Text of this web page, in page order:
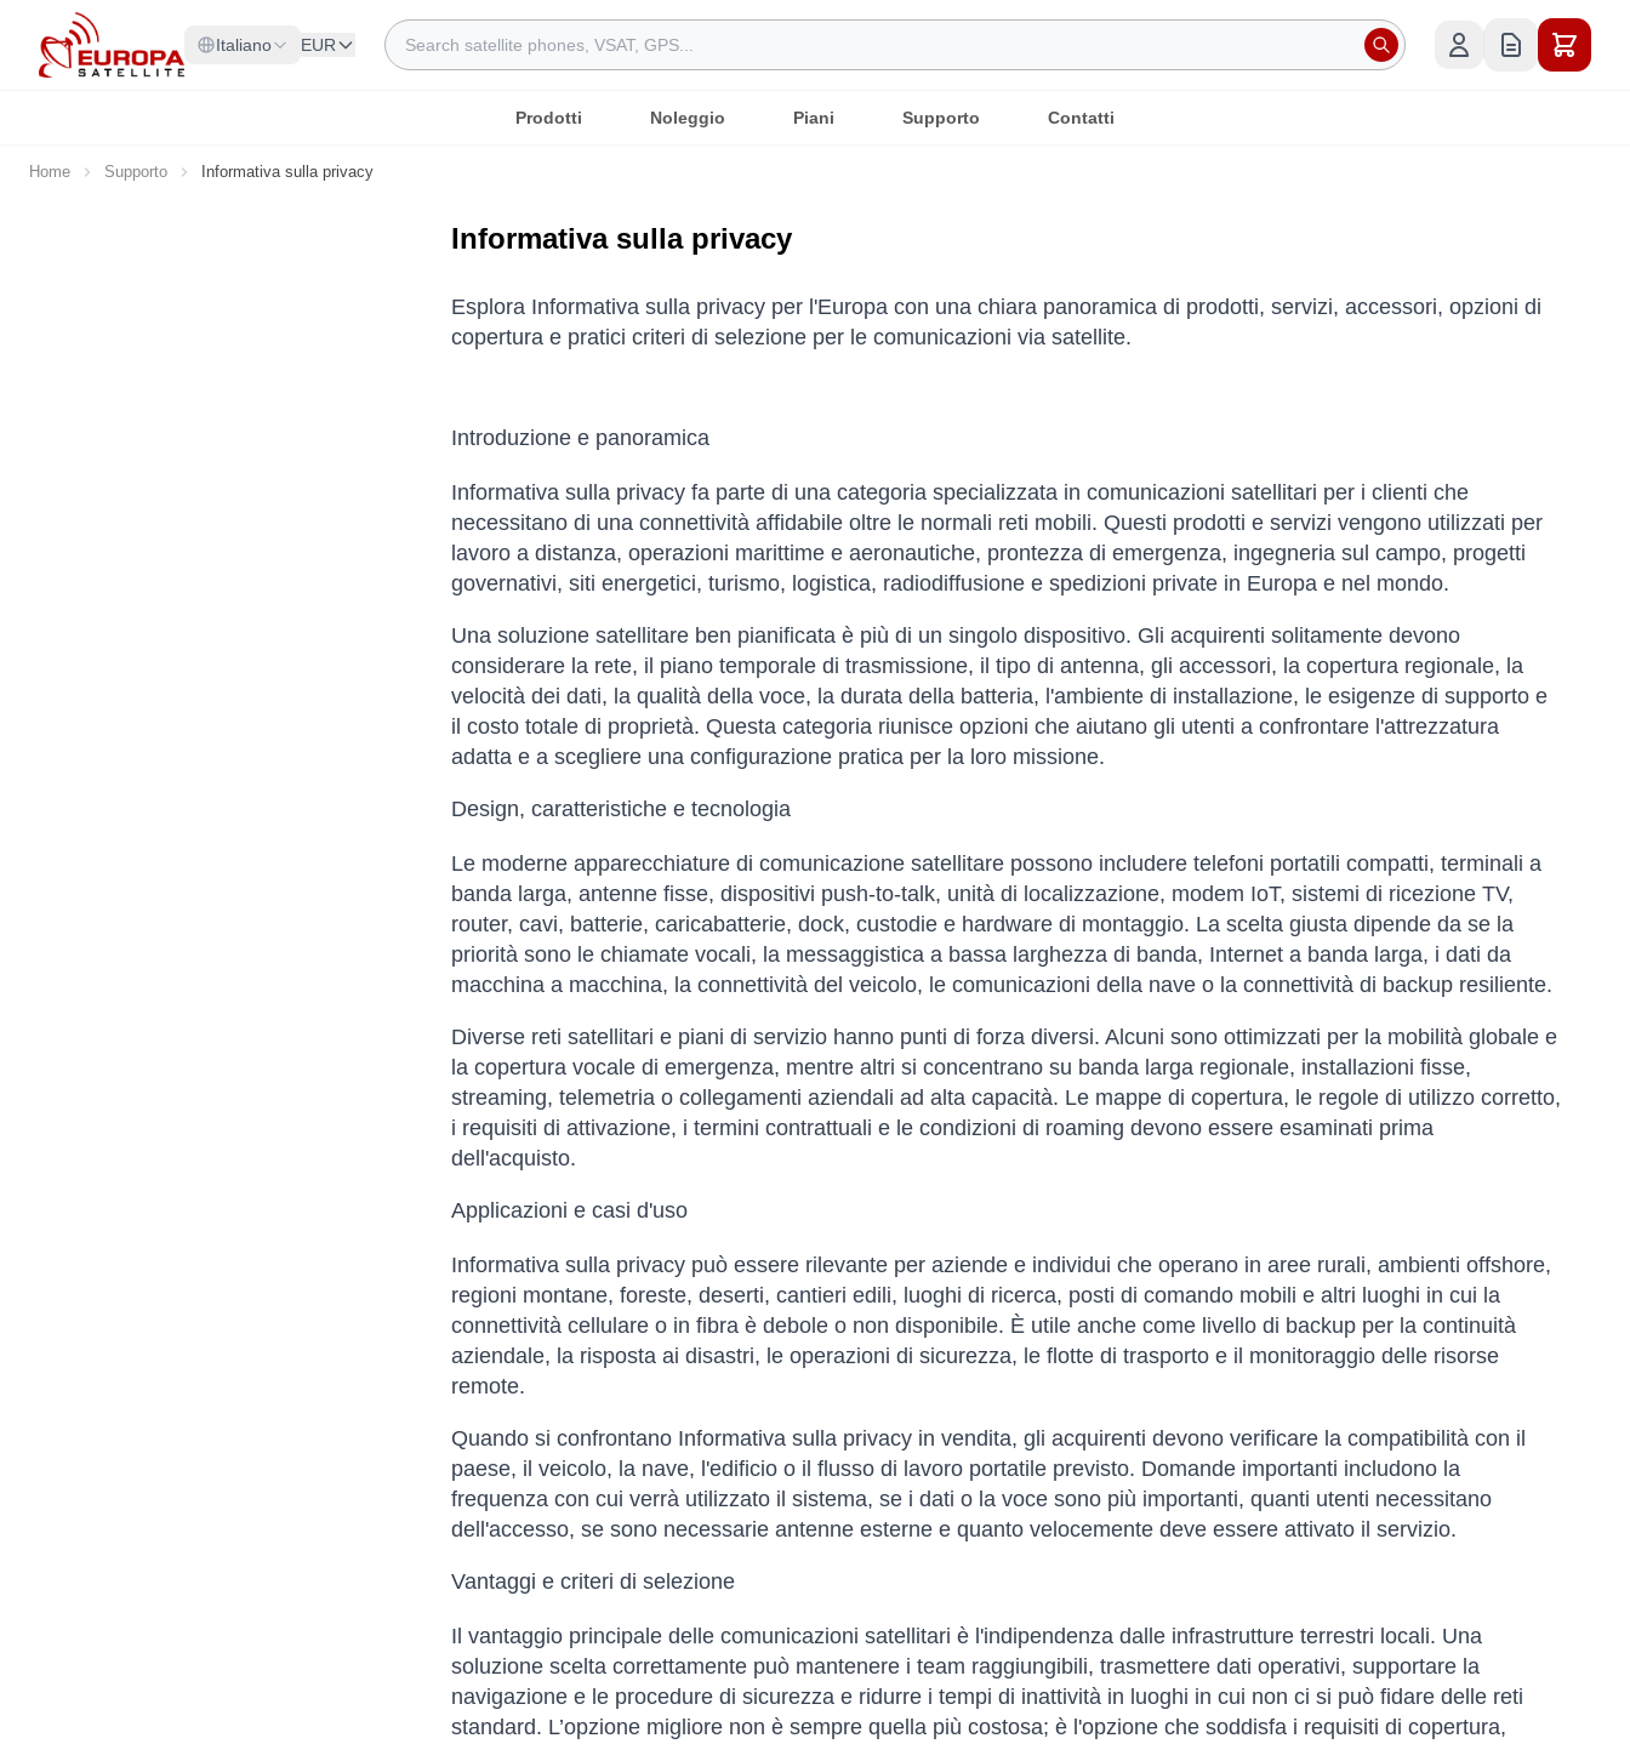
Skip to Content
Italiano EUR
Search
Prodotti Noleggio Piani Supporto Contatti
Home Supporto Informativa sulla privacy
Informativa sulla privacy
Esplora Informativa sulla privacy per l'Europa con una chiara panoramica di prodotti, servizi, accessori, opzioni di
copertura e pratici criteri di selezione per le comunicazioni via satellite.
Introduzione e panoramica
Informativa sulla privacy fa parte di una categoria specializzata in comunicazioni satellitari per i clienti che
necessitano di una connettività affidabile oltre le normali reti mobili. Questi prodotti e servizi vengono utilizzati per
lavoro a distanza, operazioni marittime e aeronautiche, prontezza di emergenza, ingegneria sul campo, progetti
governativi, siti energetici, turismo, logistica, radiodiffusione e spedizioni private in Europa e nel mondo.
Una soluzione satellitare ben pianificata è più di un singolo dispositivo. Gli acquirenti solitamente devono
considerare la rete, il piano temporale di trasmissione, il tipo di antenna, gli accessori, la copertura regionale, la
velocità dei dati, la qualità della voce, la durata della batteria, l'ambiente di installazione, le esigenze di supporto e
il costo totale di proprietà. Questa categoria riunisce opzioni che aiutano gli utenti a confrontare l'attrezzatura
adatta e a scegliere una configurazione pratica per la loro missione.
Design, caratteristiche e tecnologia
Le moderne apparecchiature di comunicazione satellitare possono includere telefoni portatili compatti, terminali a
banda larga, antenne fisse, dispositivi push-to-talk, unità di localizzazione, modem IoT, sistemi di ricezione TV,
router, cavi, batterie, caricabatterie, dock, custodie e hardware di montaggio. La scelta giusta dipende da se la
priorità sono le chiamate vocali, la messaggistica a bassa larghezza di banda, Internet a banda larga, i dati da
macchina a macchina, la connettività del veicolo, le comunicazioni della nave o la connettività di backup resiliente.
Diverse reti satellitari e piani di servizio hanno punti di forza diversi. Alcuni sono ottimizzati per la mobilità globale e
la copertura vocale di emergenza, mentre altri si concentrano su banda larga regionale, installazioni fisse,
streaming, telemetria o collegamenti aziendali ad alta capacità. Le mappe di copertura, le regole di utilizzo corretto,
i requisiti di attivazione, i termini contrattuali e le condizioni di roaming devono essere esaminati prima
dell'acquisto.
Applicazioni e casi d'uso
Informativa sulla privacy può essere rilevante per aziende e individui che operano in aree rurali, ambienti offshore,
regioni montane, foreste, deserti, cantieri edili, luoghi di ricerca, posti di comando mobili e altri luoghi in cui la
connettività cellulare o in fibra è debole o non disponibile. È utile anche come livello di backup per la continuità
aziendale, la risposta ai disastri, le operazioni di sicurezza, le flotte di trasporto e il monitoraggio delle risorse
remote.
Quando si confrontano Informativa sulla privacy in vendita, gli acquirenti devono verificare la compatibilità con il
paese, il veicolo, la nave, l'edificio o il flusso di lavoro portatile previsto. Domande importanti includono la
frequenza con cui verrà utilizzato il sistema, se i dati o la voce sono più importanti, quanti utenti necessitano
dell'accesso, se sono necessarie antenne esterne e quanto velocemente deve essere attivato il servizio.
Vantaggi e criteri di selezione
Il vantaggio principale delle comunicazioni satellitari è l'indipendenza dalle infrastrutture terrestri locali. Una
soluzione scelta correttamente può mantenere i team raggiungibili, trasmettere dati operativi, supportare la
navigazione e le procedure di sicurezza e ridurre i tempi di inattività in luoghi in cui non ci si può fidare delle reti
standard. L’opzione migliore non è sempre quella più costosa; è l'opzione che soddisfa i requisiti di copertura,